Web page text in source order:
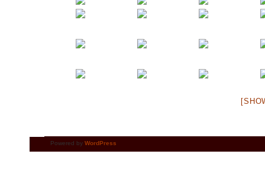
Powered by WordPress